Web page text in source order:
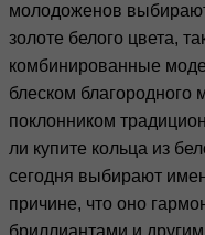
молодоженов
золоте белого цвета,
комбинированные
блеском благородного
поклонником
ли купите кольца из
сегодня выбирают
причине, что оно